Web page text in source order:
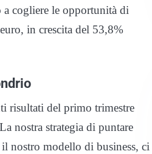
cogliere le opportunità di
in crescita del 53,8%
risultati del primo trimestre
nostra strategia di puntare
nostro modello di business, ci